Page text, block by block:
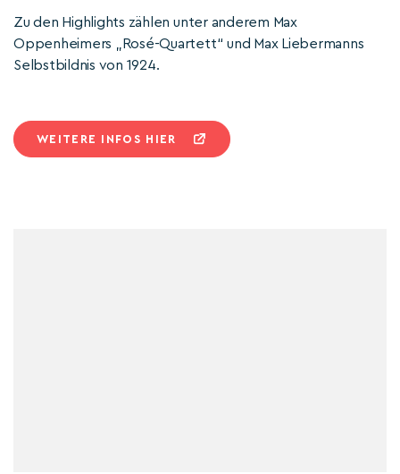
Zu den Highlights zählen unter anderem Max
Oppenheimers „Rosé-Quartett“ und Max Liebermanns
Selbstbildnis von 1924.
WEITERE INFOS HIER